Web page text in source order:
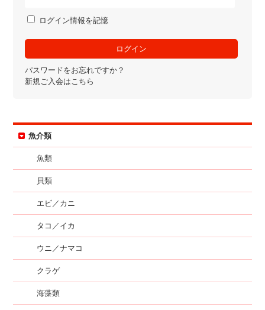
ログイン情報を記憶
パスワードをお忘れですか？
新規ご入会はこちら
魚介類
魚類
貝類
エビ／カニ
タコ／イカ
ウニ／ナマコ
クラゲ
海藻類